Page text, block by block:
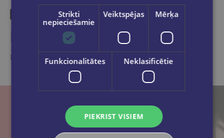
Līdzīgas preces
Ieskaties, varbūt noder
Strikti
nepieciešamie
Veiktspējas Mērķa
Funkcionalitātes Neklasificētie
PIEKRIST VISIEM